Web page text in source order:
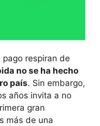
pago respiran de
no se ha hecho
país. Sin embargo,
años invita a no
gran
más de una